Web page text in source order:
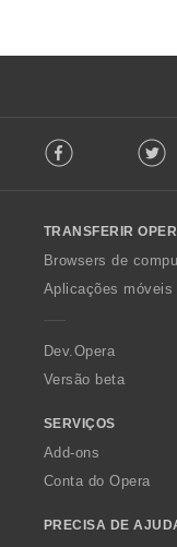
o
w
O
p
a
Facebook
TRANSFERIR
Browsers de
Aplicações móveis
Dev.Opera
Versão beta
SERVIÇOS
Add-ons
Conta do Opera
PRECISA DE